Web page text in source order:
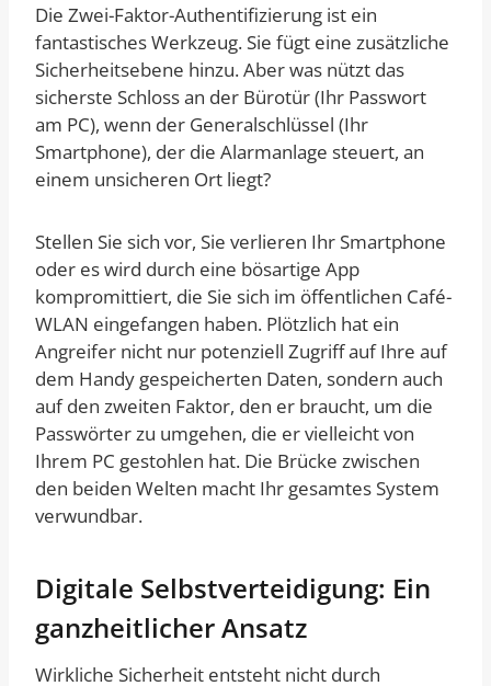
Die Zwei-Faktor-Authentifizierung ist ein
fantastisches Werkzeug. Sie fügt eine zusätzliche
Sicherheitsebene hinzu. Aber was nützt das
sicherste Schloss an der Bürotür (Ihr Passwort
am PC), wenn der Generalschlüssel (Ihr
Smartphone), der die Alarmanlage steuert, an
einem unsicheren Ort liegt?
Stellen Sie sich vor, Sie verlieren Ihr Smartphone
oder es wird durch eine bösartige App
kompromittiert, die Sie sich im öffentlichen Café-
WLAN eingefangen haben. Plötzlich hat ein
Angreifer nicht nur potenziell Zugriff auf Ihre auf
dem Handy gespeicherten Daten, sondern auch
auf den zweiten Faktor, den er braucht, um die
Passwörter zu umgehen, die er vielleicht von
Ihrem PC gestohlen hat. Die Brücke zwischen
den beiden Welten macht Ihr gesamtes System
verwundbar.
Digitale Selbstverteidigung: Ein
ganzheitlicher Ansatz
Wirkliche Sicherheit entsteht nicht durch